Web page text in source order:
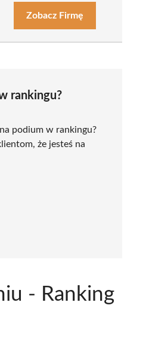
Zobacz Firmę
rankingu?
podium w rankingu?
że jesteś na
- Ranking